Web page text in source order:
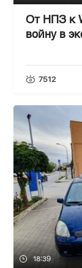
От НПЗ к
войну в
7512
18:39